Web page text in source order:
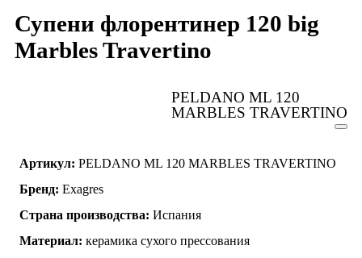
Супени флорентинер 120 big
Marbles Travertino
PELDANO ML 120
MARBLES TRAVERTINO
Артикул: PELDANO ML 120 MARBLES TRAVERTINO
Бренд: Exagres
Страна производства: Испания
Материал: керамика сухого прессования